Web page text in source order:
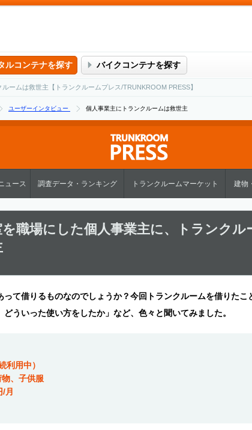
ルコンテナを探す バイクコンテナを探す
ームは救世主【トランクルームプレス/TRUNKROOM PRESS】
ユーザーインタビュー 個人事業主にトランクルームは救世主
ュース 調査データ・ランキング トランクルームマーケット 建物
を職場にした個人事業主に、トランクル
って借りるものなのでしょうか？今回トランクルームを借りたこ
ういった使い方をしたか」など、色々と聞いてみました。
利用中）
、子供服
月